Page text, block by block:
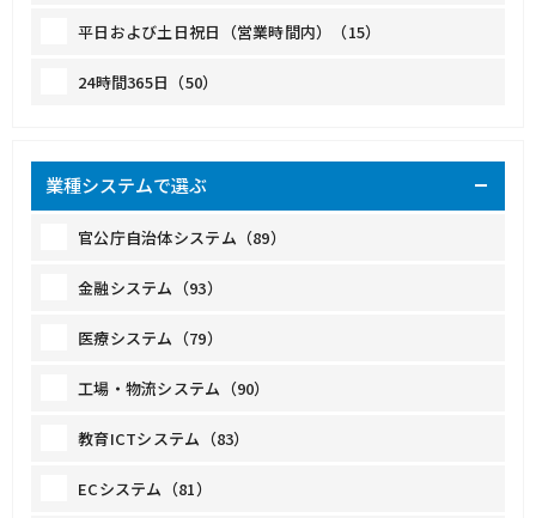
平日および土日祝日（営業時間内）（15）
24時間365日（50）
業種システムで選ぶ
官公庁自治体システム（89）
金融システム（93）
医療システム（79）
工場・物流システム（90）
教育ICTシステム（83）
ECシステム（81）